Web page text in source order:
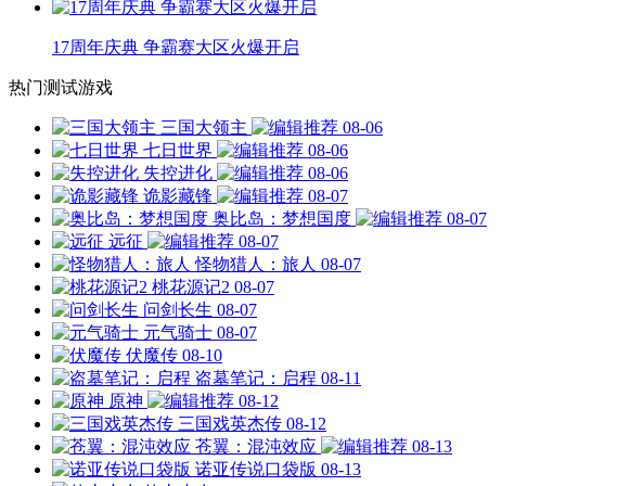
17周年庆典 争霸赛大区火爆开启
热门测试游戏
三国大领主
08-06
七日世界
08-06
失控进化
08-06
诡影藏锋
08-07
奥比岛：梦想国度
08-07
远征
08-07
怪物猎人：旅人 08-07
桃花源记2 08-07
问剑长生 08-07
元气骑士 08-07
伏魔传 08-10
盗墓笔记：启程 08-11
原神
08-12
三国戏英杰传 08-12
苍翼：混沌效应
08-13
诺亚传说口袋版 08-13